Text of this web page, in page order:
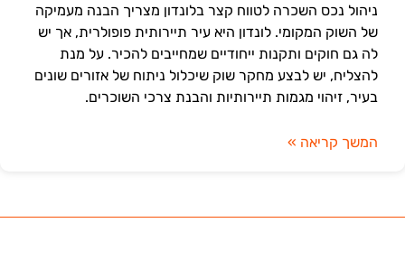
ניהול נכס השכרה לטווח קצר בלונדון מצריך הבנה מעמיקה
של השוק המקומי. לונדון היא עיר תיירותית פופולרית, אך יש
לה גם חוקים ותקנות ייחודיים שמחייבים להכיר. על מנת
להצליח, יש לבצע מחקר שוק שיכלול ניתוח של אזורים שונים
בעיר, זיהוי מגמות תיירותיות והבנת צרכי השוכרים.
המשך קריאה »